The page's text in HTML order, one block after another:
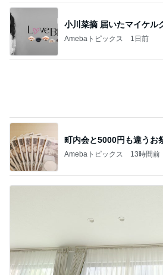
小川菜摘 届いたマイケル
Amebaトピックス 1日前
町内会と5000円も違うお
Amebaトピックス 13時間前